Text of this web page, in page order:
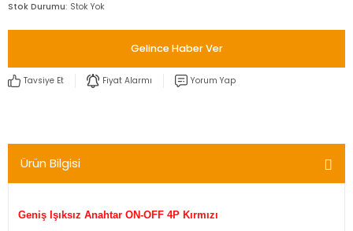
Stok Durumu Stok Yok
Gelince Haber Ver
Tavsiye Et Fiyat Alarmı Yorum Yap
Ürün Bilgisi
Geniş Işıksız Anahtar ON-OFF 4P Kırmızı